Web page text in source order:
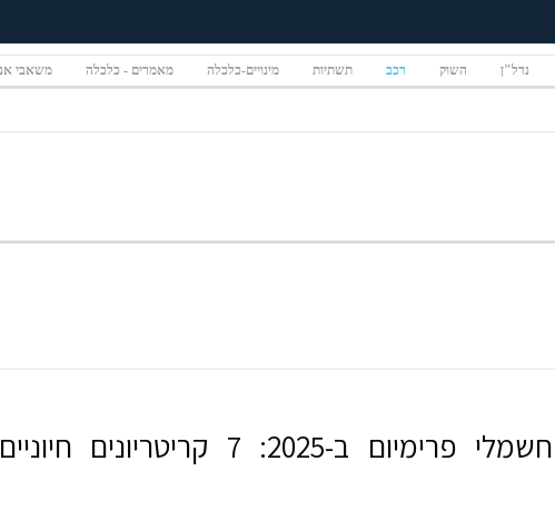
נדל"ן השוק רכב תשתיות מינויים-כלכלה מאמרים - כלכלה משאבי
איך בוחרים רכב חשמלי פרימיום ב-2025: 7 קריטריונים חיוניים